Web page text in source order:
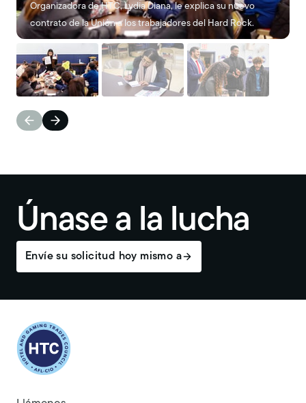
Organizadora de HTC, Lydia Diana, le explica su nuevo
contrato de la Unión a los trabajadores del Hard Rock.
Únase a la lucha
Envíe su solicitud hoy mismo a
Return to homepage